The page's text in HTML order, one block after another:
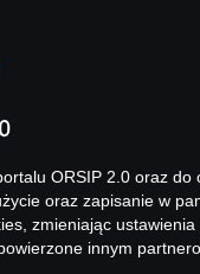
ORSIP 2.0 oraz do
oraz zapisanie w
zmieniając ustawienia
innym